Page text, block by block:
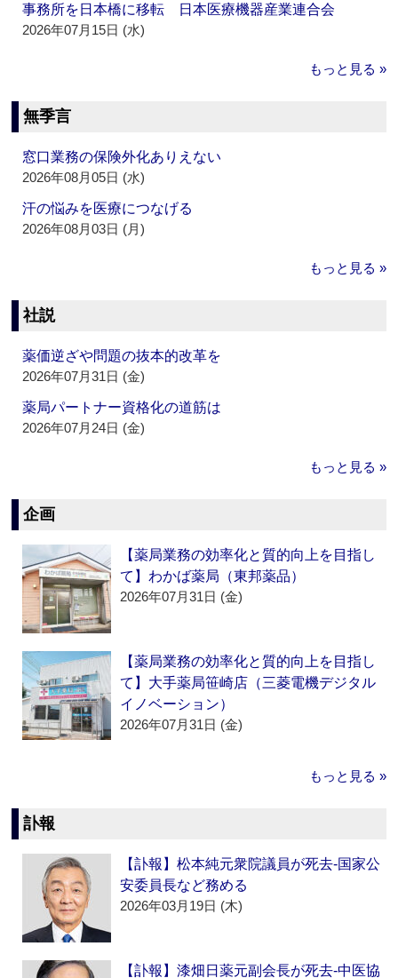
事務所を日本橋に移転 日本医療機器産業連合会
2026年07月15日 (水)
もっと見る »
無季言
窓口業務の保険外化ありえない
2026年08月05日 (水)
汗の悩みを医療につなげる
2026年08月03日 (月)
もっと見る »
社説
薬価逆ざや問題の抜本的改革を
2026年07月31日 (金)
薬局パートナー資格化の道筋は
2026年07月24日 (金)
もっと見る »
企画
【薬局業務の効率化と質的向上を目指し
て】わかば薬局（東邦薬品）
2026年07月31日 (金)
【薬局業務の効率化と質的向上を目指し
て】大手薬局笹崎店（三菱電機デジタル
イノベーション）
2026年07月31日 (金)
もっと見る »
訃報
【訃報】松本純元衆院議員が死去‐国家公
安委員長など務める
2026年03月19日 (木)
【訃報】漆畑日薬元副会長が死去‐中医協